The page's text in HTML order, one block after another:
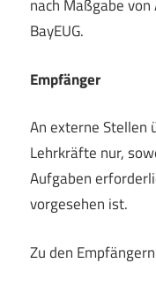
nach Maßgabe
BayEUG.
Empfänger
An externe Stellen
Lehrkräfte nur,
Aufgaben
vorgesehen ist.
Zu den